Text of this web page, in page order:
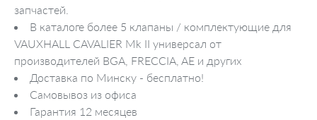
запчастей.
В каталоге более 5 клапаны / комплектующие для
VAUXHALL CAVALIER Mk II универсал от
производителей BGA, FRECCIA, AE и других
Доставка по Минску - бесплатно!
Самовывоз из офиса
Гарантия 12 месяцев